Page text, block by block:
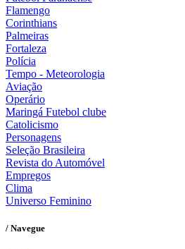
Flamengo
Corinthians
Palmeiras
Fortaleza
Polícia
Tempo - Meteorologia
Aviação
Operário
Maringá Futebol clube
Catolicismo
Personagens
Seleção Brasileira
Revista do Automóvel
Empregos
Clima
Universo Feminino
/ Navegue